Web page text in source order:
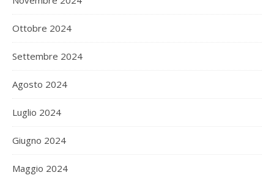
Ottobre 2024
Settembre 2024
Agosto 2024
Luglio 2024
Giugno 2024
Maggio 2024